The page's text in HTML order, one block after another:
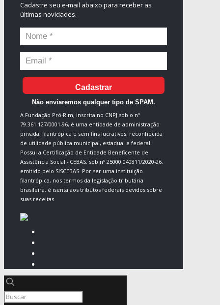
Cadastre seu e-mail abaixo para receber as
últimas novidades.
Cadastrar
Não enviaremos qualquer tipo de SPAM.
A Fundação Pró-Rim, inscrita no CNPJ sob o nº
79.361.127/0001-96, é uma entidade de administração
privada, filantrópica e sem fins lucrativos, reconhecida
de utilidade pública municipal, estadual e federal.
Possui a Certificação de Entidade Beneficente de
Assistência Social - CEBAS, sob nº 25000.040811/2020-26,
emitido pelo SISCEBAS. Por ser uma instituição
filantrópica, nos termos da legislação tributária
brasileira, é isenta aos tributos federais devidos sobre
suas receitas.